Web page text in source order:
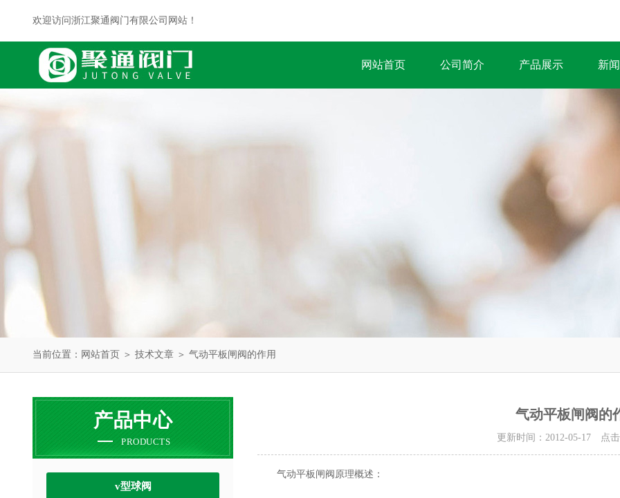
欢迎访问浙江聚通阀门有限公司网站！
网站首页 公司简介 产品展示 新
当前位置： 网站首页 ＞ 技术文章 ＞ 气动平板闸阀的作用
产品中心
PRODUCTS
v型球阀
气动平板闸阀的
更新时间：2012-05-17 点
气动平板闸阀原理概述：